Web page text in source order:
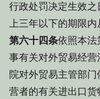
行政处罚决定生效
上三年以下的期限内
第六十四条依照本法
事有关对外贸易经
院对外贸易主管部
营者的有关进出口